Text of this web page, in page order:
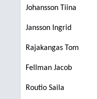
Johansson Tiina
Jansson Ingrid
Rajakangas Tom
Fellman Jacob
Routio Saila